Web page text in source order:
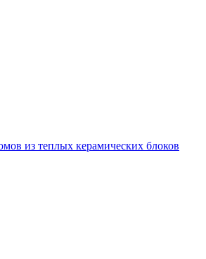
из теплых керамических блоков